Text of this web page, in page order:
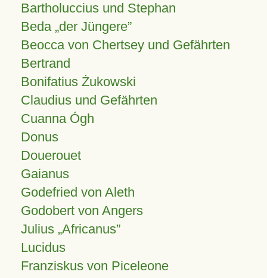
Bartholuccius und Stephan
Beda „der Jüngere”
Beocca von Chertsey und Gefährten
Bertrand
Bonifatius Żukowski
Claudius und Gefährten
Cuanna Ógh
Donus
Douerouet
Gaianus
Godefried von Aleth
Godobert von Angers
Julius Africanus
Lucidus
Franziskus von Piceleone